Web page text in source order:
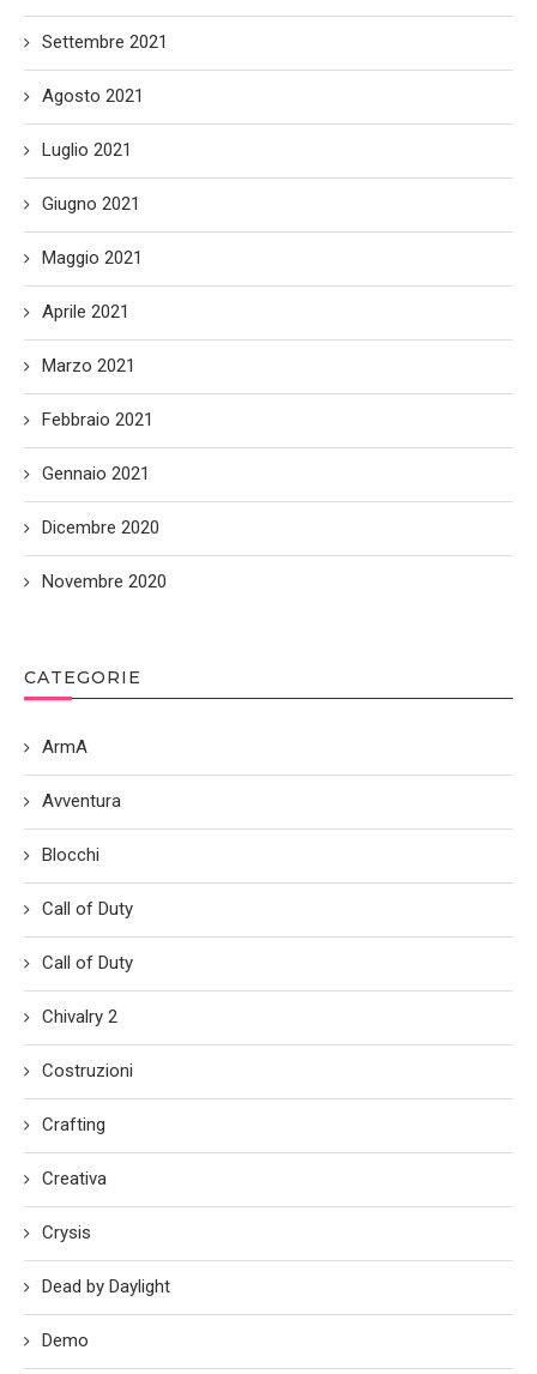
Settembre 2021
Agosto 2021
Luglio 2021
Giugno 2021
Maggio 2021
Aprile 2021
Marzo 2021
Febbraio 2021
Gennaio 2021
Dicembre 2020
Novembre 2020
CATEGORIE
ArmA
Avventura
Blocchi
Call of Duty
Call of Duty
Chivalry 2
Costruzioni
Crafting
Creativa
Crysis
Dead by Daylight
Demo